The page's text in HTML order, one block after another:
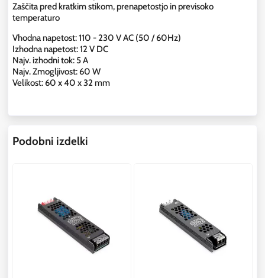
Zaščita pred kratkim stikom, prenapetostjo in previsoko
temperaturo
Vhodna napetost: 110 - 230 V AC (50 / 60Hz)
Izhodna napetost: 12 V DC
Najv. izhodni tok: 5 A
Najv. Zmogljivost: 60 W
Velikost: 60 x 40 x 32 mm
Podobni izdelki